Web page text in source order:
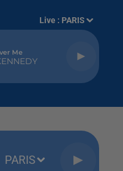
Live : PARIS
Me
PARIS